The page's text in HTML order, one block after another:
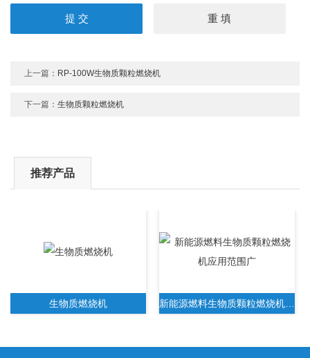
上一篇： RP-100W生物质颗粒燃烧机
下一篇：生物质颗粒燃烧机
推荐产品
生物质燃烧机 新能源燃料生物质颗粒燃烧机应用范围广